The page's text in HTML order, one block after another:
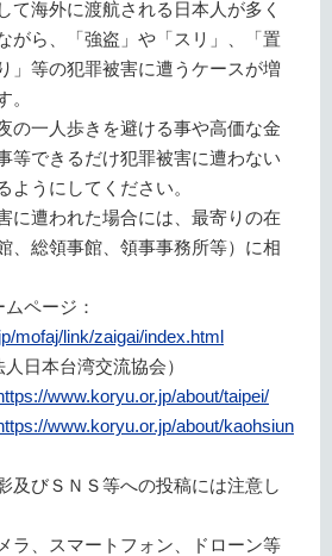
海外に渡航される日本人が多く
がら、「強盗」や「スリ」、「置
」等の犯罪被害に遭うケースが増
。
一人歩きを避ける事や高価な金
等できるだけ犯罪被害に遭わない
ようにしてください。
遭われた場合には、最寄りの在
、総領事館、領事事務所等）に相
ページ：
mofaj/link/zaigai/index.html
日本台湾交流協会）
www.koryu.or.jp/about/taipei/
www.koryu.or.jp/about/kaohsiun
及びＳＮＳ等への投稿には注意し
、スマートフォン、ドローン等